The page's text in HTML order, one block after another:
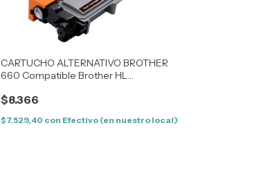
CARTUCHO ALTERNATIVO BROTHER
660 Compatible Brother HL
$8.366
$7.529,40 con Efectivo (en nuestro local)